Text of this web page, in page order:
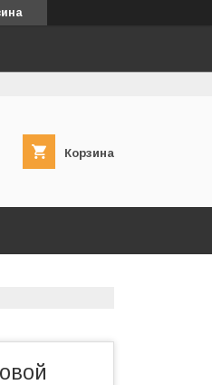
Корзина